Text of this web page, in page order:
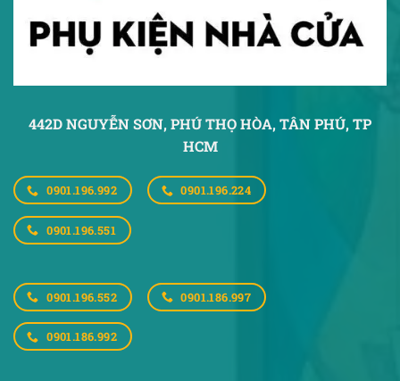
442D NGUYỄN SƠN, PHÚ THỌ HÒA,TÂN PHÚ, TP
HCM
0901.196.992 0901.196.224
0901.196.551
0901.196.552 0901.186.997
0901.186.992